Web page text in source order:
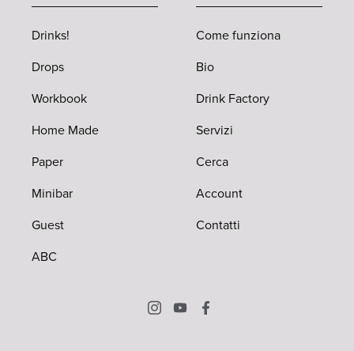
Drinks!
Drops
Workbook
Home Made
Paper
Minibar
Guest
ABC
Come funziona
Bio
Drink Factory
Servizi
Cerca
Account
Contatti